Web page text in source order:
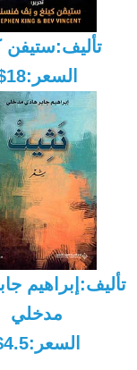
تأليف:ستيفن
السعر:18$
تأليف:إبراهيم
مدخلي
السعر:4.5$